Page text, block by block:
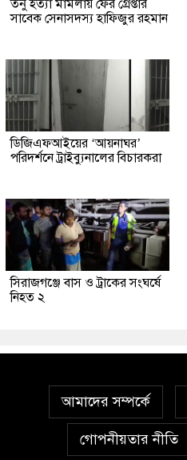
তনু হত্যা মামলায় ফের গ্রেপ্তার
সাবেক সেনাসদস্য হাফিজুর রহমান
ডিজিএফআইয়ের ‘আয়নাঘর’
পরিদর্শনে ট্রাইব্যুনালের বিচারকরা
সিরাজগঞ্জে বাস ও ট্রাকের সংঘর্ষে
নিহত ২
আমাদের সম্পর্কে
গোপনীয়তার নীতি